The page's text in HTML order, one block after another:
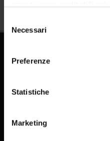
modificare o revocare il
momento dalla
raccogliere
geografica, con
Identificare il tuo
delNecessari
Preferenze
Statistiche
Marketing
E-learning